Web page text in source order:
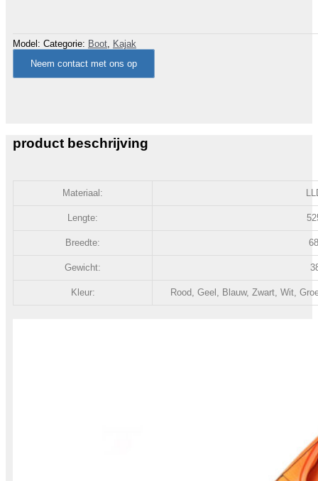
Model: Categorie: Boot, Kajak
Neem contact met ons op
product beschrijving
Materiaal:
Lengte:
Breedte:
Gewicht:
Kleur: Rood, Geel, Blauw, Zwart, Wit,